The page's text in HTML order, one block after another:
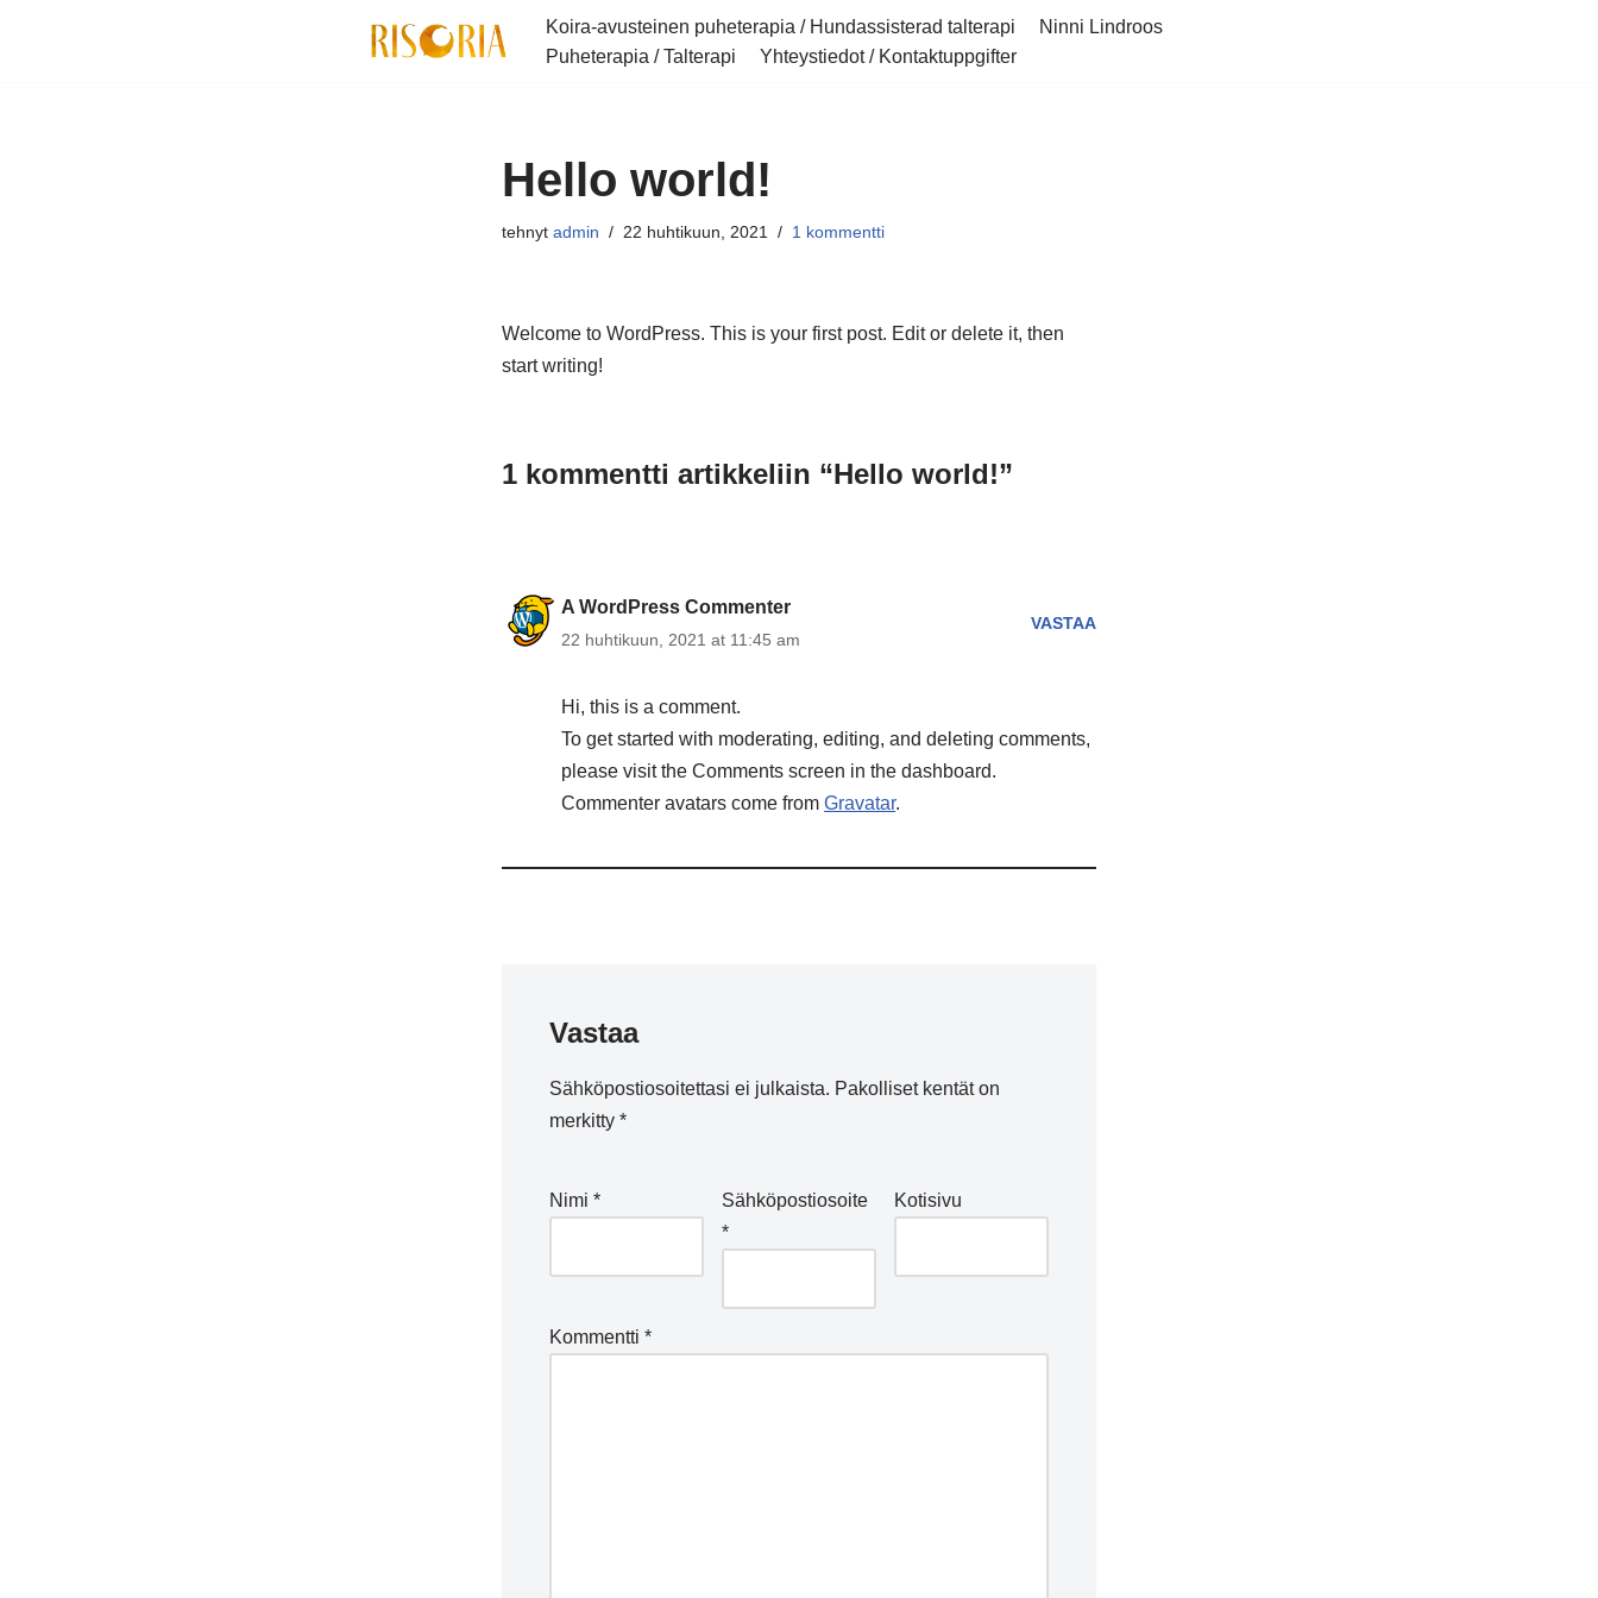
Koira-avusteinen puheterapia / Hundassisterad talterapi
Ninni Lindroos
Puheterapia / Talterapi
Yhteystiedot / Kontaktuppgifter
Hello world!
tehnytadmin 22 huhtikuun, 2021 1 kommentti
Welcome to WordPress. This is your first post. Edit or delete it, then
start writing!
1 kommentti artikkeliin “Hello world!”
A WordPress Commenter
22 huhtikuun, 2021 at 11:45 am
VASTAA
Hi, this is a comment.
To get started with moderating, editing, and deleting comments,
please visit the Comments screen in the dashboard.
Commenter avatars come fromGravatar.
Vastaa
Sähköpostiosoitettasi ei julkaista. Pakolliset kentät on
merkitty*
Nimi*
Sähköpostiosoite
*
Kotisivu
Kommentti*